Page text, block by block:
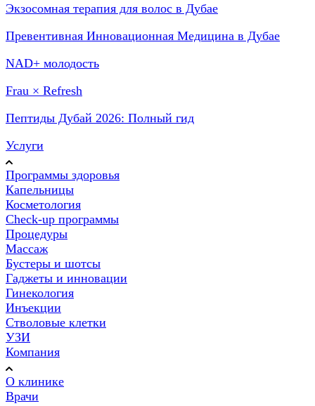
Экзосомная терапия для волос в Дубае
Превентивная Инновационная Медицина в Дубае
NAD+ молодость
Frau × Refresh
Пептиды Дубай 2026: Полный гид
Услуги
Программы здоровья
Капельницы
Косметология
Check-up программы
Процедуры
Массаж
Бустеры и шотсы
Гаджеты и инновации
Гинекология
Инъекции
Стволовые клетки
УЗИ
Компания
О клинике
Врачи